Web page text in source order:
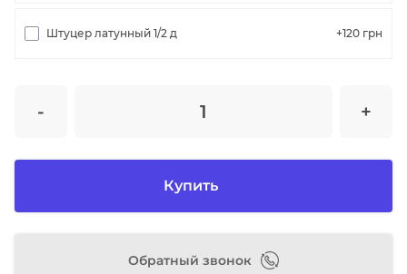
Штуцер латунный 1/2 д +120 грн
- +
Купить
Обратный звонок